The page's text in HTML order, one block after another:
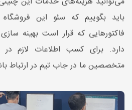
باید بگوییم که سئو این
فاکتورهایی که قرار است بهینه
دارد. برای کسب اطلاعات لازم در
متخصصین ما در جاب تیم در ارتباط